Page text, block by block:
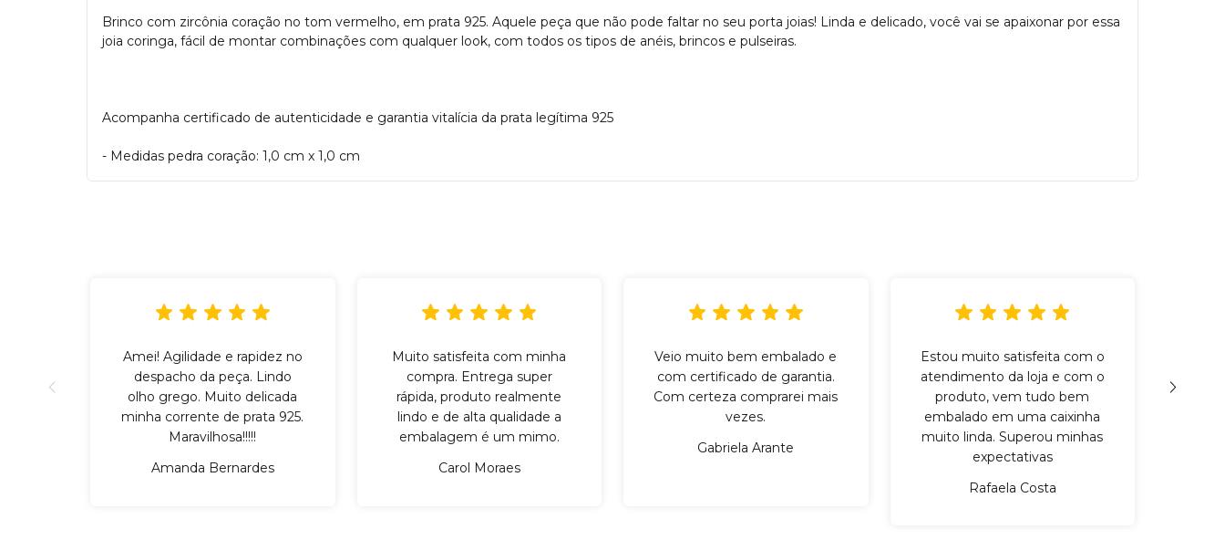
Brinco com zircônia coração no tom vermelho, em prata 925. Aquele peça que não pode faltar no seu porta joias! Linda e delicado, você vai se apaixonar por essa
joia coringa, fácil de montar combinações com qualquer look, com todos os tipos de anéis, brincos e pulseiras.
Acompanha certificado de autenticidade e garantia vitalícia da prata legítima 925
- Medidas pedra coração: 1,0 cm x 1,0 cm
Amei! Agilidade e rapidez no
despacho da peça. Lindo
olho grego. Muito delicada
minha corrente de prata 925.
Maravilhosa!!!!!
Amanda Bernardes
Muito satisfeita com minha
compra. Entrega super
rápida, produto realmente
lindo e de alta qualidade a
embalagem é um mimo.
Carol Moraes
Veio muito bem embalado e
com certificado de garantia.
Com certeza comprarei mais
vezes.
Gabriela Arante
Estou muito satisfeita com o
atendimento da loja e com o
produto, vem tudo bem
embalado em uma caixinha
muito linda. Superou minhas
expectativas
Rafaela Costa